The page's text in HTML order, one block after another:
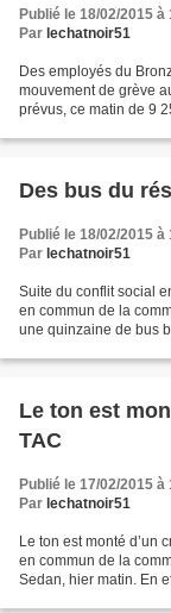
Publié le 18/02/2015 à
Par lechatnoir51
Des employés du
mouvement de grève
prévus, ce matin de 9
Des bus du
Publié le 18/02/2015 à
Par lechatnoir51
Suite du conflit social
en commun de la
une quinzaine de bus
Le ton est
TAC
Publié le 17/02/2015 à
Par lechatnoir51
Le ton est monté d’un
en commun de la
Sedan, hier matin. En